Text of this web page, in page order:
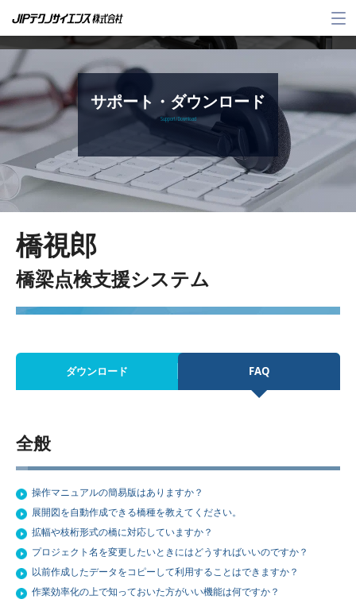
メ
ー
サポート・ダウンロード
Support / Download
橋視郎
橋梁点検支援システム
ダウンロード FAQ
全般
操作マニュアルの簡易版はありますか？
展開図を自動作成できる橋種を教えてください。
拡幅や枝桁形式の橋に対応していますか？
プロジェクト名を変更したいときにはどうすればいいのですか？
以前作成したデータをコピーして利用することはできますか？
作業効率化の上で知っておいた方がいい機能は何ですか？